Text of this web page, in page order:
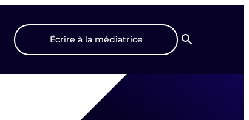
Écrire à la médiatrice
Recherche